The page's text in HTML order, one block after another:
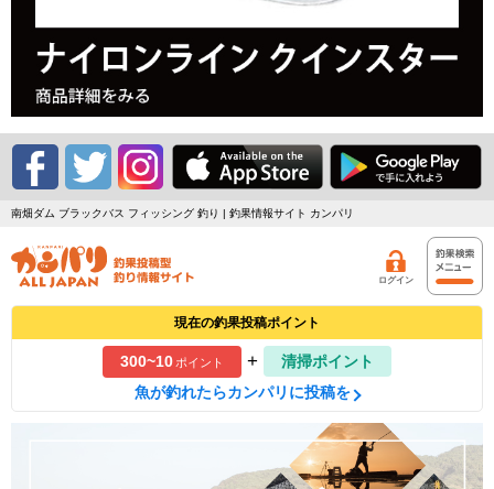
南畑ダム ブラックバス フィッシング 釣り | 釣果情報サイト カンパリ
ログイン
現在の釣果投稿ポイント
300~10ポイント +
清掃ポイント
魚が釣れたらカンパリに投稿を